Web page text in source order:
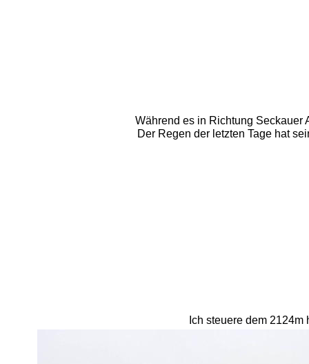
Während es in Richtung Seckauer
Der Regen der letzten Tage hat
Ich steuere dem